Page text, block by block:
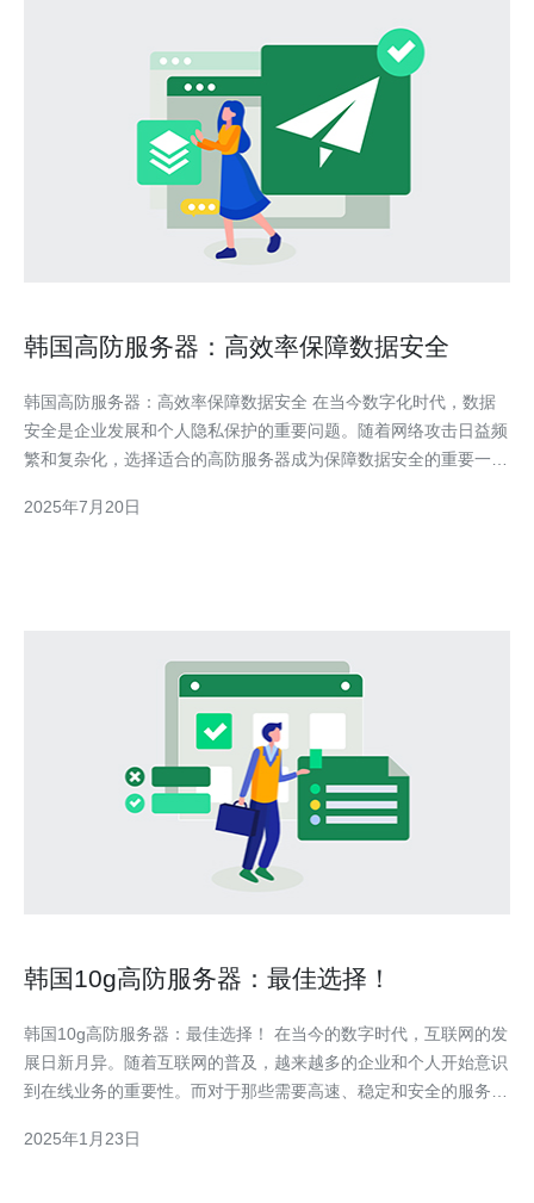
韩国高防服务器：高效率保障数据安全
韩国高防服务器：高效率保障数据安全 在当今数字化时代，数据
安全是企业发展和个人隐私保护的重要问题。随着网络攻击日益频
繁和复杂化，选择适合的高防服务器成为保障数据安全的重要一
业和个人的首选。 韩国高防服务器在性能和稳定性方面表现出
2025年7月20日
韩国10g高防服务器：最佳选择！
韩国10g高防服务器：最佳选择！ 在当今的数字时代，互联网的发
展日新月异。随着互联网的普及，越来越多的企业和个人开始意识
到在线业务的重要性。而对于那些需要高速、稳定和安全的服务器
防服务器？ 10g高防服务器是一种具有高防御能力的服务器，能够
2025年1月23日